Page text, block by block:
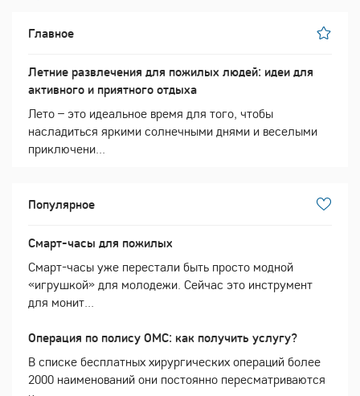
Главное
Летние развлечения для пожилых людей: идеи для
активного и приятного отдыха
Лето – это идеальное время для того, чтобы
насладиться яркими солнечными днями и веселыми
приключени...
Популярное
Смарт-часы для пожилых
Смарт-часы уже перестали быть просто модной
«игрушкой» для молодежи. Сейчас это инструмент
для монит...
Операция по полису ОМС: как получить услугу?
В списке бесплатных хирургических операций более
2000 наименований они постоянно пересматриваются